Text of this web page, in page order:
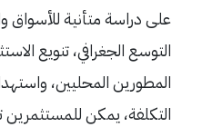
على دراسة متأنية
التوسع الجغرافي، تنويع
المطورين المحليين،
التكلفة، يمكن للمستثمرين